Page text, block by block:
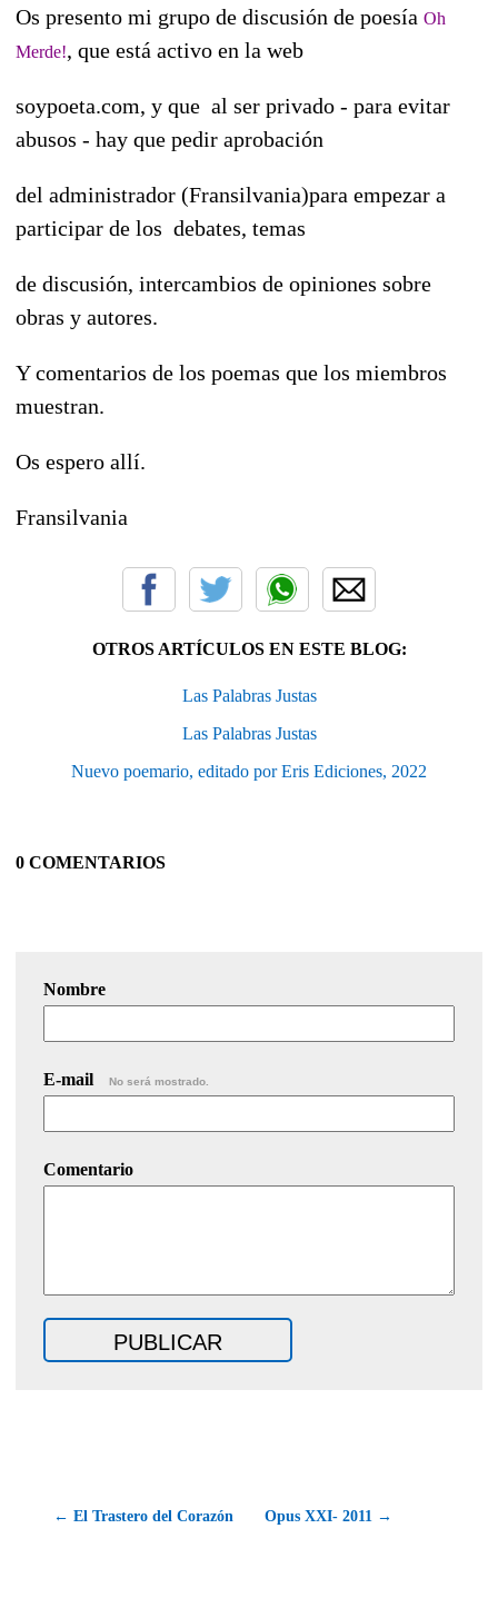
Os presento mi grupo de discusión de poesía Oh
Merde!, que está activo en la web
soypoeta.com, y que al ser privado - para evitar
abusos - hay que pedir aprobación
del administrador (Fransilvania)para empezar a
participar de los debates, temas
de discusión, intercambios de opiniones sobre
obras y autores.
Y comentarios de los poemas que los miembros
muestran.
Os espero allí.
Fransilvania
OTROS ARTÍCULOS EN ESTE BLOG:
Las Palabras Justas
Las Palabras Justas
Nuevo poemario, editado por Eris Ediciones, 2022
0 COMENTARIOS
Nombre
E-mail No será mostrado.
Comentario
← El Trastero del Corazón Opus XXI- 2011 →